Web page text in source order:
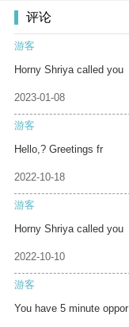
评论
游客
Horny Shriya called you
2023-01-08
游客
Hello,? Greetings fr
2022-10-18
游客
Horny Shriya called you
2022-10-10
游客
You have 5 minute oppor